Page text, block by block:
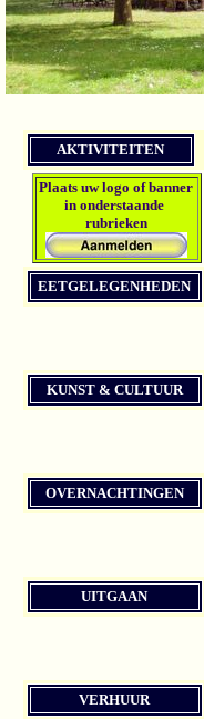
AKTIVITEITEN
Plaats uw logo of banner
in onderstaande
rubrieken
EETGELEGENHEDEN
KUNST & CULTUUR
OVERNACHTINGEN
UITGAAN
VERHUUR